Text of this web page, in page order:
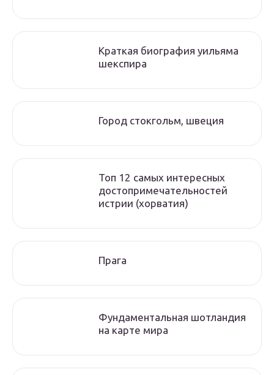
Краткая биография уильяма
шекспира
Город стокгольм, швеция
Топ 12 самых интересных
достопримечательностей
истрии (хорватия)
Прага
Фундаментальная шотландия
на карте мира